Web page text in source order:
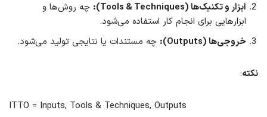
ابزار و تکنیک‌ها (Tools & Techniques):
چه روش‌ها و
ابزارهایی برای انجام کار استفاده می‌شود.
خروجی‌ها (Outputs):
چه مستندات یا نتایجی تولید می‌شود.
نکته:
ITTO = Inputs, Tools & Techniques, Outputs